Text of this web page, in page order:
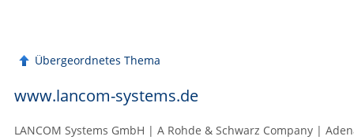
Übergeordnetes Thema
www.lancom-systems.de
LANCOM Systems GmbH | A Rohde & Schwarz Company |